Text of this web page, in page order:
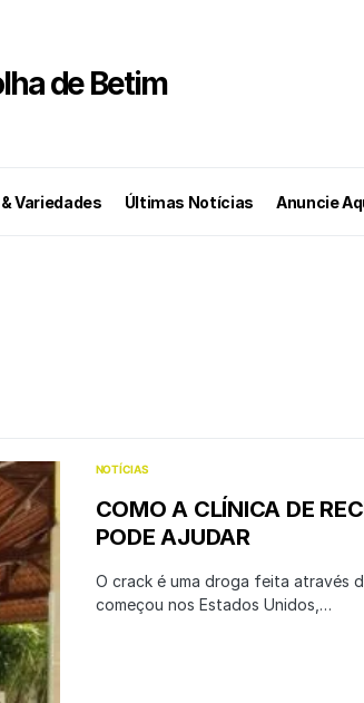
Variedades Últimas Notícias Anuncie
NOTÍCIAS
COMO A CLÍNICA DE
PODE AJUDAR
O crack é uma droga feita através
começou nos Estados Unidos,…